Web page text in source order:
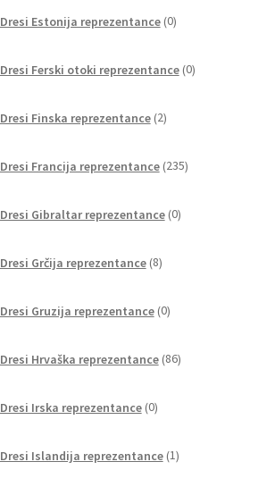
Dresi Estonija reprezentance 0izdelkov
Dresi Ferski otoki reprezentance 0izdelkov
Dresi Finska reprezentance 2izdelka
Dresi Francija reprezentance 235izdelkov
Dresi Gibraltar reprezentance 0izdelkov
Dresi Grčija reprezentance 8izdelkov
Dresi Gruzija reprezentance 0izdelkov
Dresi Hrvaška reprezentance 86izdelkov
Dresi Irska reprezentance 0izdelkov
Dresi Islandija reprezentance 1izdelek